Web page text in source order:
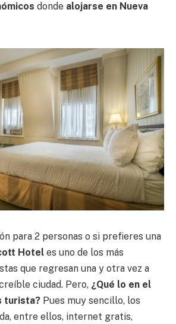
donde alojarse en Nueva
para 2 personas o si prefieres una
Hotel es uno de los más
que regresan una y otra vez a
ciudad. Pero, ¿Qué lo en el
turista? Pues muy sencillo, los
entre ellos, internet gratis,